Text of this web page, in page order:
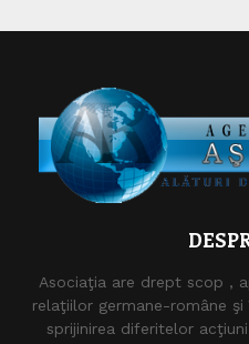
Asociaţia are drept scop ,
relaţiilor germane-române
sprijinirea diferitelor